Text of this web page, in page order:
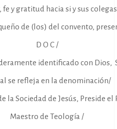
y gratitud hacia si y sus
de (los) del convento,
D O C /
identificado con
se refleja en la denominación/
la Sociedad de Jesús, Preside el
Maestro de Teología /